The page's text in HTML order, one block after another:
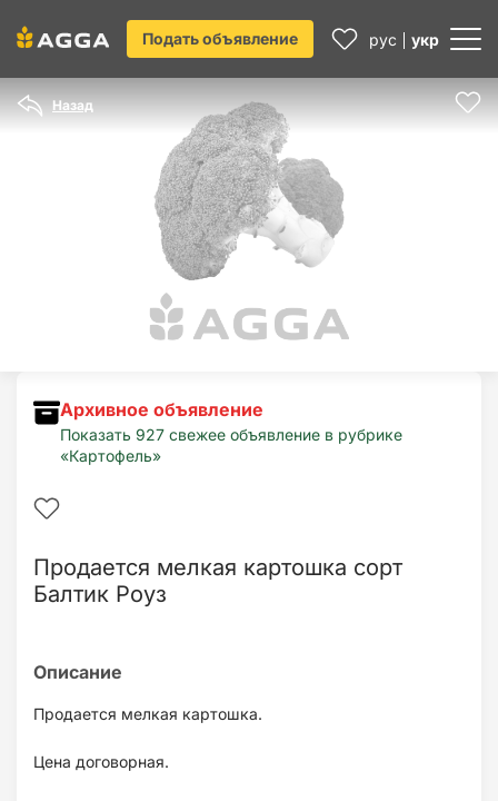
Подать объявление рус укр
Назад
Архивное объявление
Показать 927 свежее объявление в рубрике
«Картофель»
Продается мелкая картошка сорт
Балтик Роуз
Продается мелкая картошка.
Цена договорная.